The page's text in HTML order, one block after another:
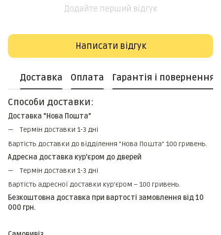
Додайте перший відгук
Написати відгук
Доставка Оплата Гарантія і повернення
Способи доставки:
Доставка "Нова Пошта"
Термін доставки 1-3 дні
Вартість доставки до відділення "Нова Пошта" 100 гривень.
Адресна доставка кур'єром до дверей
Термін доставки 1-3 дні
Вартість адресної доставки кур'єром – 100 гривень.
Безкоштовна доставка при вартості замовлення від 10
000 грн.